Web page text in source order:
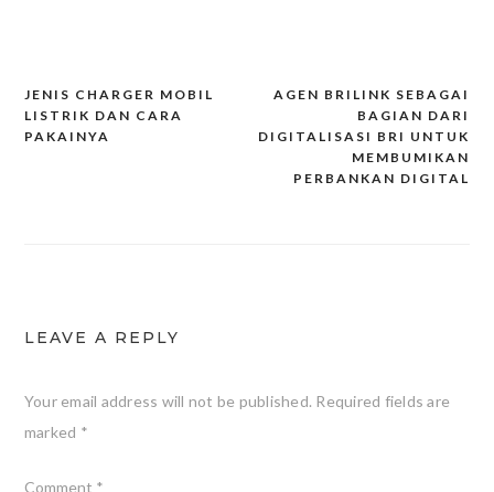
Post
navigation
AGEN BRILINK SEBAGAI
BAGIAN DARI
DIGITALISASI BRI UNTUK
MEMBUMIKAN
PERBANKAN DIGITAL
JENIS CHARGER MOBIL
LISTRIK DAN CARA
PAKAINYA
LEAVE A REPLY
Your email address will not be published. Required fields are
marked *
Comment *